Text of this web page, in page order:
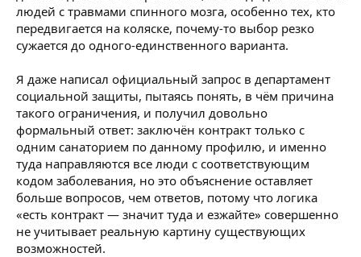
людей с травмами спинного мозга, особенно тех, кто
передвигается на коляске, почему-то выбор резко
сужается до одного-единственного варианта.
Я даже написал официальный запрос в департамент
социальной защиты, пытаясь понять, в чём причина
такого ограничения, и получил довольно
формальный ответ: заключён контракт только с
одним санаторием по данному профилю, и именно
туда направляются все люди с соответствующим
кодом заболевания, но это объяснение оставляет
больше вопросов, чем ответов, потому что логика
«есть контракт — значит туда и езжайте» совершенно
не учитывает реальную картину существующих
возможностей.